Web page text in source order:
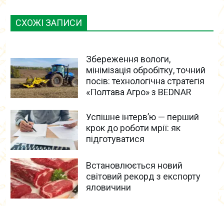
СХОЖІ ЗАПИСИ
Збереження вологи,
мінімізація обробітку, точний
посів: технологічна стратегія
«Полтава Агро» з BEDNAR
Успішне інтерв’ю — перший
крок до роботи мрії: як
підготуватися
Встановлюється новий
світовий рекорд з експорту
яловичини